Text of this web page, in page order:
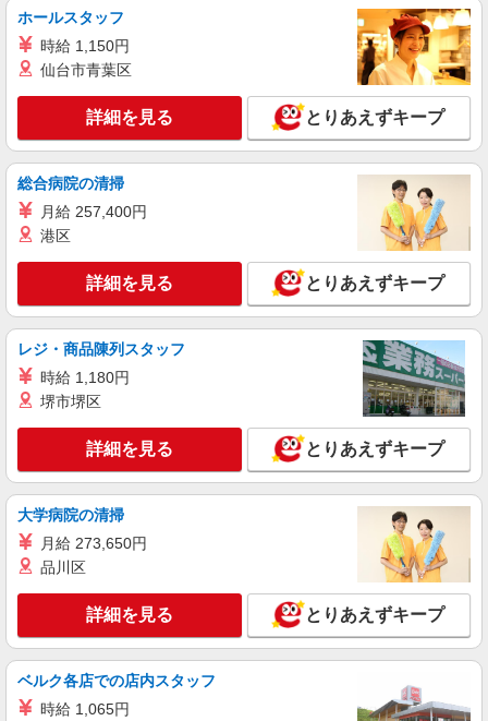
株式会社テクノ・サービス 静岡県エリア（03）
工場のカンタン軽作業、倉庫での箱詰め・入出
荷など ★未経験OKのお仕事たくさん！
■時給1200円〜1400円（就業先により異なる）
静岡県内に多数あり 袋井市
キープ 詳細を見る
正社員
UTエージェント株式会社 AGT中部第二CU AGT浜松エリア 高尾CL
NEW
プレス加工・バリ取り
月給：230,000円〜 月収例：258,000円(月給＋
各種手当) ※シフト手当一律15,000円/月を含む
静岡県袋井市 勤務詳細：袋井市 通勤方法：徒
歩/車/バス/自転車/電車/バイク 最寄り駅：袋井駅
から徒歩11分・車3分 ※構内の（無料）駐車場利
用OK
キープ 詳細を見る
派遣社員
株式会社アイエーイー
NEW
部品のピッキング・仕分け作業
時給1,250円 交通費規定支給（上限あり） 1日
の交通費上限＝79円×所定労働時間 15日締/翌5日
静岡県袋井市諸井
キープ 詳細を見る
派遣社員 NEW
ホールスタッフ
時給 1,150円
仙台市青葉区
詳細を見る とりあえずキープ
総合病院の清掃
月給 257,400円
港区
詳細を見る とりあえずキープ
レジ・商品陳列スタッフ
時給 1,180円
堺市堺区
詳細を見る とりあえずキープ
大学病院の清掃
月給 273,650円
品川区
詳細を見る とりあえずキープ
ベルク各店での店内スタッフ
時給 1,065円